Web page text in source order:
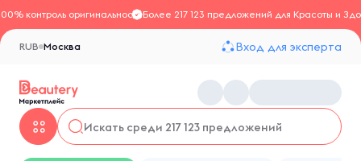
контроль оригинальностиБолее 217 123 предложений для Красоты и
Москва
RUB Вход для эксперта